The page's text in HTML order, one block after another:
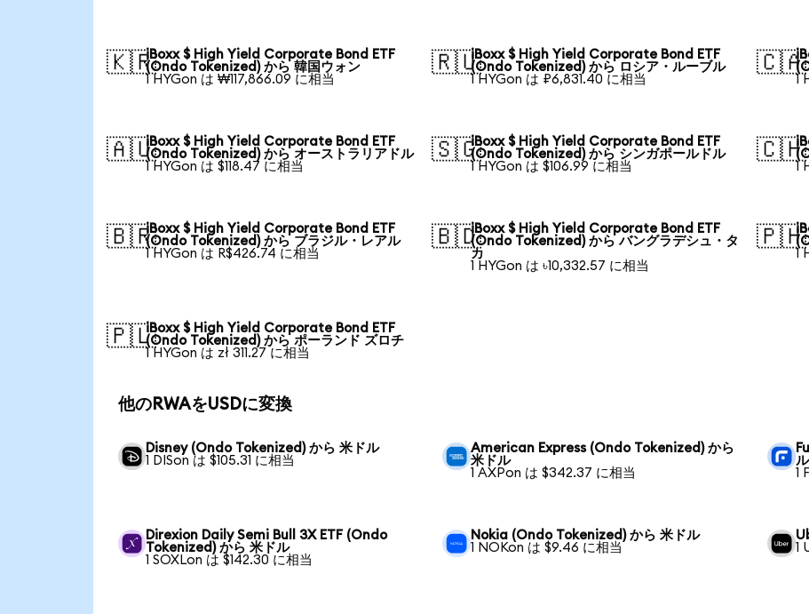
🇰🇷iBoxx $ High Yield Corporate Bond ETF
(Ondo Tokenized) から 韓国ウォン
1 HYGon は ₩117,866.09 に相当
🇷🇺iBoxx $ High Yield Corporate Bond ETF
(Ondo Tokenized) から ロシア・ルーブル
1 HYGon は ₽6,831.40 に相当
🇨🇦
1
🇦🇺iBoxx $ High Yield Corporate Bond ETF
(Ondo Tokenized) から オーストラリアドル
1 HYGon は $118.47 に相当
🇸🇬iBoxx $ High Yield Corporate Bond ETF
(Ondo Tokenized) から シンガポールドル
1 HYGon は $106.99 に相当
🇨🇭
1
🇧🇷iBoxx $ High Yield Corporate Bond ETF
(Ondo Tokenized) から ブラジル・レアル
1 HYGon は R$426.74 に相当
🇧🇩iBoxx $ High Yield Corporate Bond ETF
(Ondo Tokenized) から バングラデシュ・タ
カ
1 HYGon は ৳10,332.57 に相当
🇵🇭
1
🇵🇱iBoxx $ High Yield Corporate Bond ETF
(Ondo Tokenized) から ポーランド ズロチ
1 HYGon は zł 311.27 に相当
他のRWAをUSDに変換
Disney (Ondo Tokenized) から 米ドル
1 DISon は $105.31 に相当
American Express (Ondo Tokenized) から
米ドル
1 AXPon は $342.37 に相当
ル
1
Direxion Daily Semi Bull 3X ETF (Ondo
Tokenized) から 米ドル
1 SOXLon は $142.30 に相当
Nokia (Ondo Tokenized) から 米ドル
1 NOKon は $9.46 に相当
1